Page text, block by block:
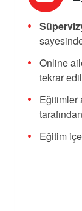
Online
tekrar
Eğitimler
Eğitim